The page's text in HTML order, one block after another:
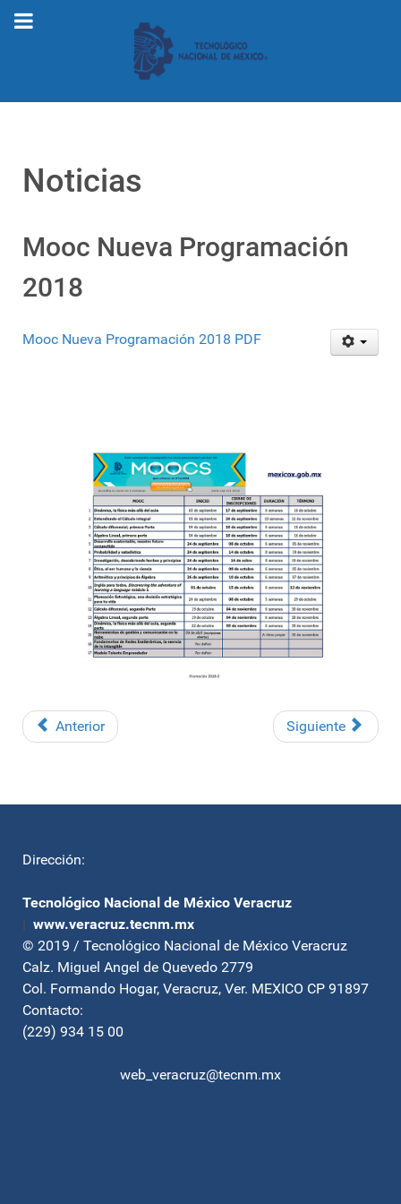
Noticias
Mooc Nueva Programación
2018
Mooc Nueva Programación 2018 PDF
Anterior Siguiente
Dirección:
Tecnológico Nacional de México Veracruz
| www.veracruz.tecnm.mx
© 2019 / Tecnológico Nacional de México Veracruz
Calz. Miguel Angel de Quevedo 2779
Col. Formando Hogar, Veracruz, Ver. MEXICO CP 91897
Contacto:
(229) 934 15 00
web_veracruz@tecnm.mx